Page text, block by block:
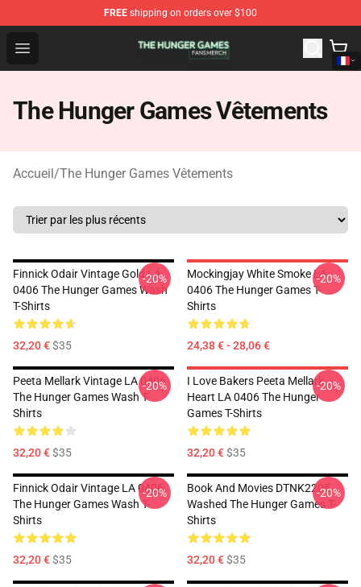
FREE shipping on orders over $100
Open menu
The Hunger Games Shop - Official The Hunger Games
The Hunger Games Vêtements
Accueil/The Hunger Games Vêtements
Finnick Odair Vintage Gold LA
0406 The Hunger Games Wash
T-Shirts
32,20 €$35
-20%
Mockingjay White Smoke LA
0406 The Hunger Games T-
Shirts
24,38 € - 28,06 €
-20%
Peeta Mellark Vintage LA 0406
The Hunger Games Wash T-
Shirts
32,20 €$35
-20%
I Love Bakers Peeta Mellark
Heart LA 0406 The Hunger
Games T-Shirts
32,20 €$35
-20%
Finnick Odair Vintage LA 0406
The Hunger Games Wash T-
Shirts
32,20 €$35
-20%
Book And Movies DTNK2205
Washed The Hunger Games T-
Shirts
32,20 €$35
-20%